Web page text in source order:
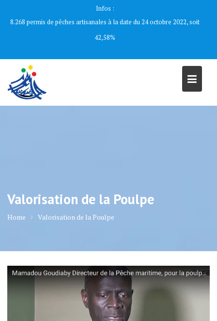
Infos :
8.268 permis de pêches artisanales à la date du 24 octobre 2022, soit
42,58%
Valorisation de la Poulpe
Home Valorisation de la Poulpe